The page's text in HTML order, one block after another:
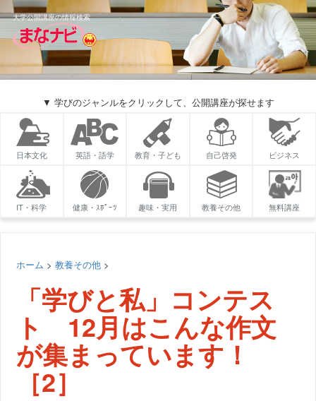
大学公開講座の情報検索
▼ 学びのジャンルをクリックして、公開講座が探せます
日本文化 英語・語学 教育・子ども 自己啓発 ビジネス
IT・科学 健康・ｽﾎﾟｰﾂ 趣味・実用 教養その他 無料講座
ホーム >教養その他 >
「学びと私」コンテス
ト 12月はこんな作文
が集まっています！
［2］